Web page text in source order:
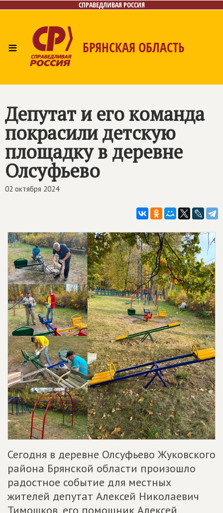
СПРАВЕДЛИВАЯ РОССИЯ
≡ БРЯНСКАЯ ОБЛАСТЬ
Депутат и его команда
покрасили детскую
площадку в деревне
Олсуфьево
02 октября 2024
Сегодня в деревне Олсуфьево Жуковского
района Брянской области произошло
радостное событие для местных
жителей депутат Алексей Николаевич
Тимошков, его помощник Алексей